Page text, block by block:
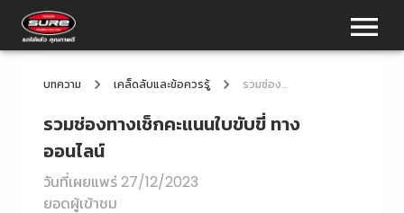
บทความ เคล็ดลับและข้อควรรู้ รวมช่องทางเช็กคะแนนใบขับขี่ ทางออนไลน์
รวมช่องทางเช็กคะแนนใบขับขี่ ทาง
ออนไลน์
วันที่เผยแพร่27/12/2023
ยอดผู้เข้าชม